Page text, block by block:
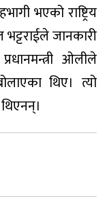
भएको राष्ट्रिय
जानकारी
ओलीले
थिए। त्यो